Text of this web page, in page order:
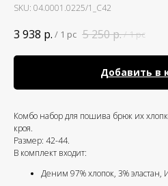
SKU: 04.0001.0225/1_С42
3 938 р. / 1 pc 5 250р./1 pc
Добавить в
Комбо набор для пошива брюк их
кроя.
Размер: 42-44.
В комплект входит:
Деним 97% хлопок, 3%